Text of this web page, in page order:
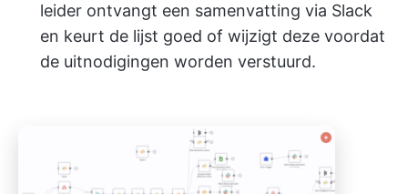
leider ontvangt een samenvatting via Slack
en keurt de lijst goed of wijzigt deze voordat
de uitnodigingen worden verstuurd.